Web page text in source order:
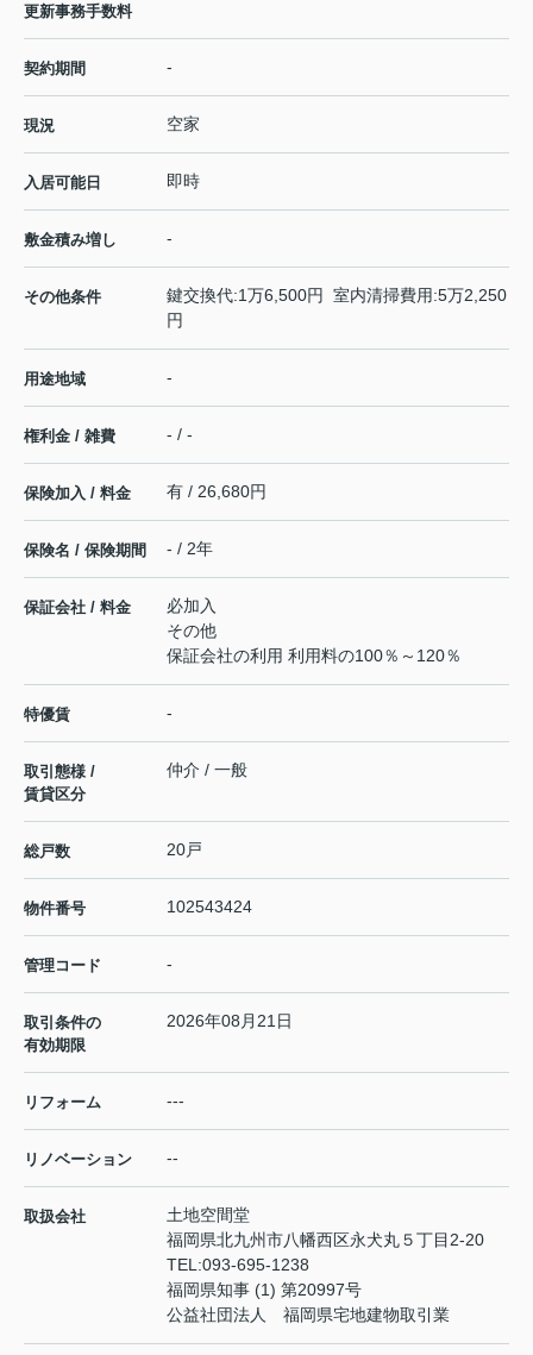
更新事務手数料
契約期間 -
現況 空家
入居可能日 即時
敷金積み増し -
その他条件
鍵交換代:1万6,500円 室内清掃費用:5万2,250
円
用途地域 -
権利金 / 雑費 - / -
保険加入 / 料金 有 / 26,680円
保険名 / 保険期間 - / 2年
保証会社 / 料金
必加入
その他
保証会社の利用 利用料の100％～120％
特優賃 -
取引態様 /
賃貸区分
仲介 / 一般
総戸数 20戸
物件番号 102543424
管理コード -
取引条件の
有効期限
2026年08月21日
リフォーム ---
リノベーション --
取扱会社
土地空間堂
福岡県北九州市八幡西区永犬丸５丁目2-20
TEL:093-695-1238
福岡県知事 (1) 第20997号
公益社団法人 福岡県宅地建物取引業